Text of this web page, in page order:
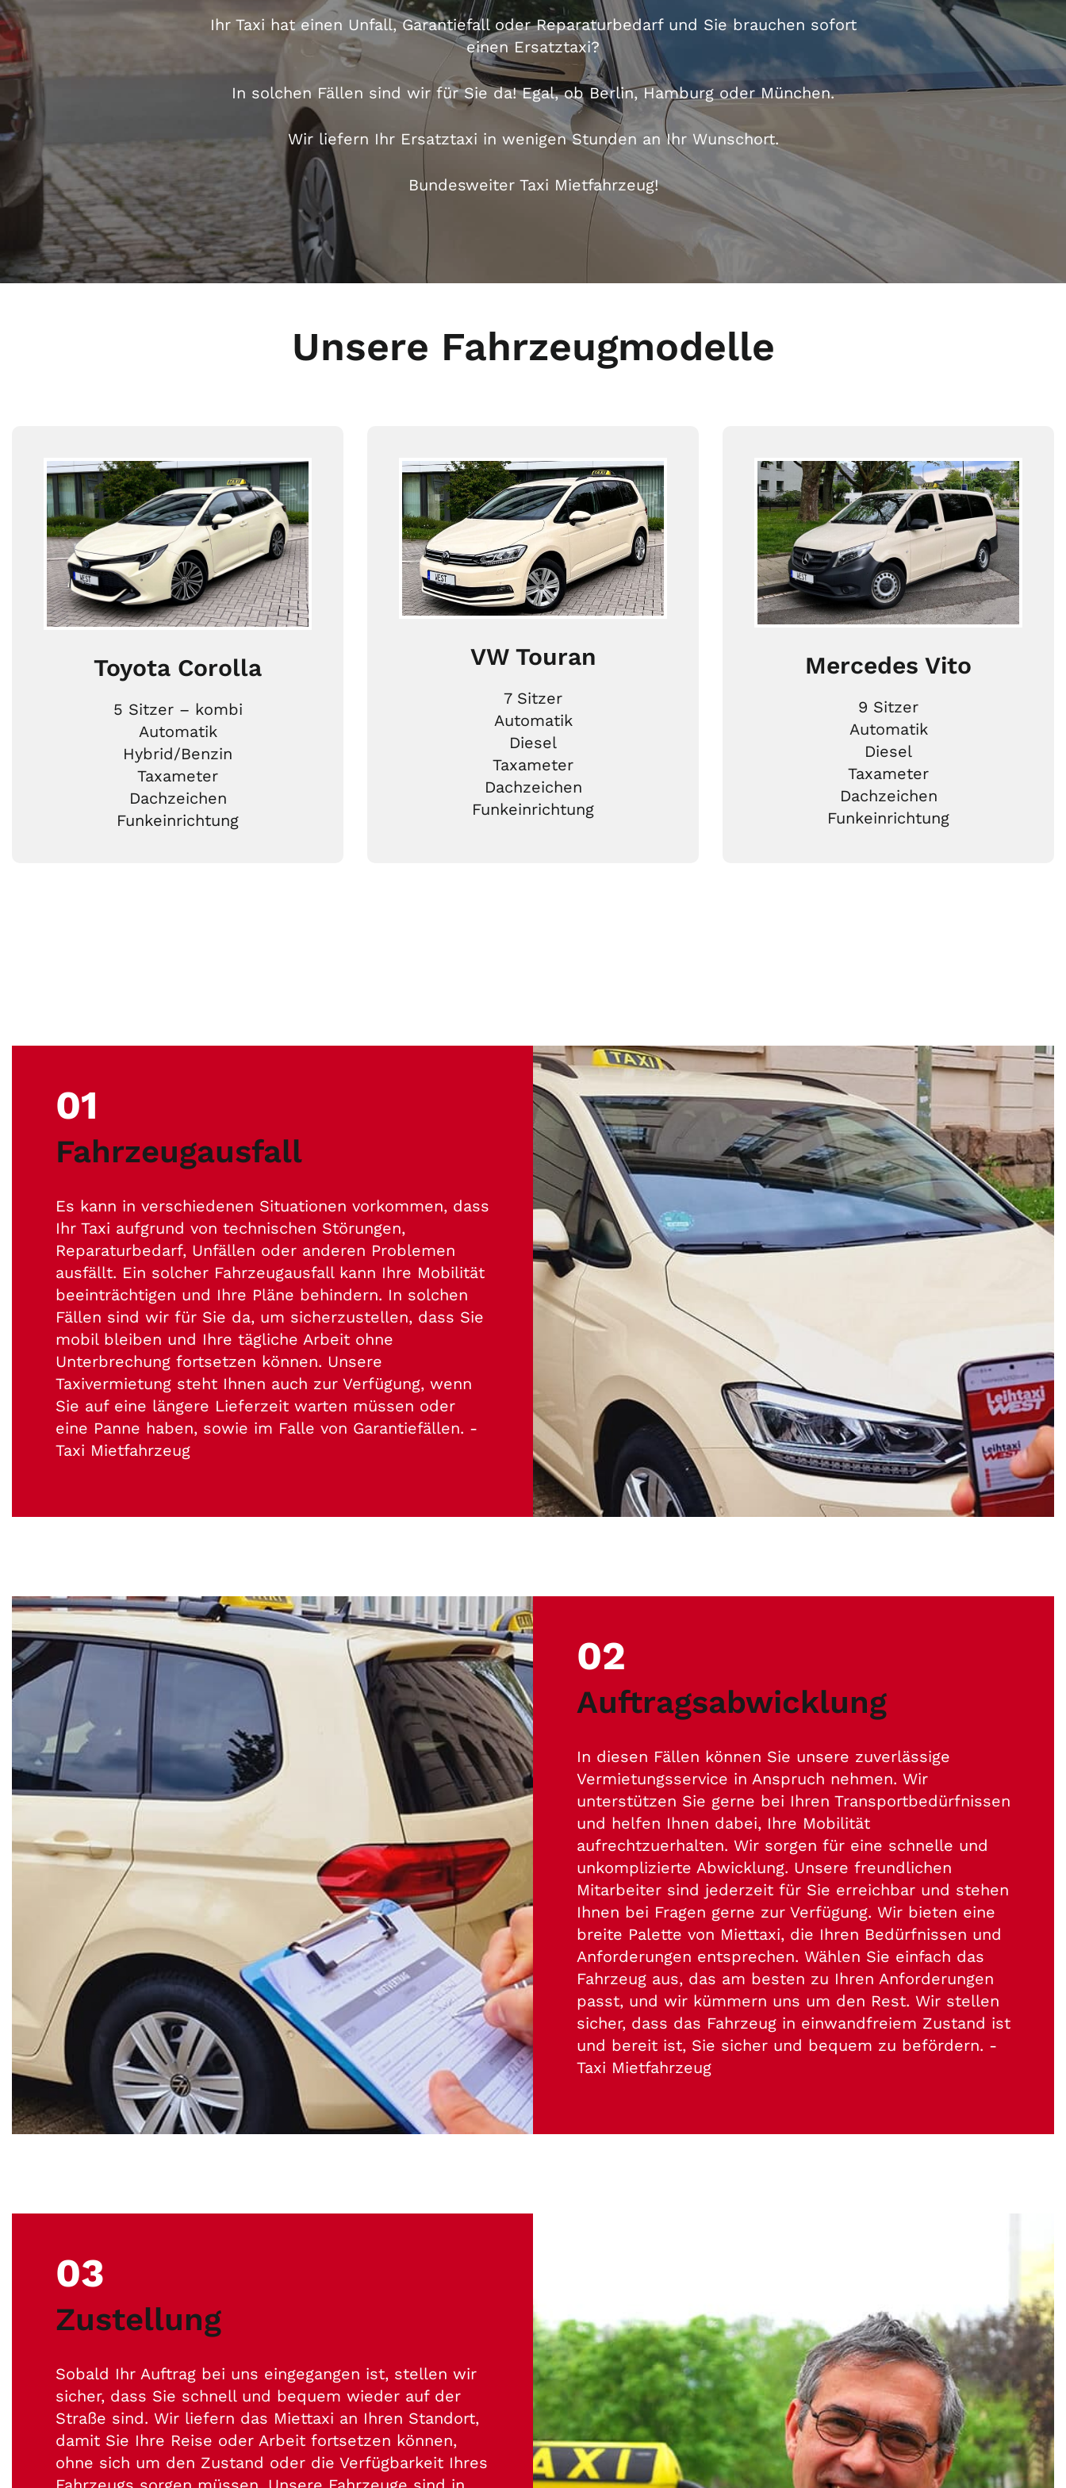
Ihr Taxi hat einen Unfall, Garantiefall oder Reparaturbedarf und Sie brauchen sofort
einen Ersatztaxi?
In solchen Fällen sind wir für Sie da! Egal, ob Berlin,Hamburg oderMünchen.
Wir liefern Ihr Ersatztaxi in wenigen Stunden an Ihr Wunschort.
Bundesweiter Taxi Mietfahrzeug!
Unsere Fahrzeugmodelle
Toyota Corolla
5 Sitzer – kombi
Automatik
Hybrid/Benzin
Taxameter
Dachzeichen
Funkeinrichtung
VW Touran
7 Sitzer
Automatik
Diesel
Taxameter
Dachzeichen
Funkeinrichtung
Mercedes Vito
9 Sitzer
Automatik
Diesel
Taxameter
Dachzeichen
Funkeinrichtung
01
Fahrzeugausfall
Es kann in verschiedenen Situationen vorkommen, dass
Ihr Taxi aufgrund von technischen Störungen,
Reparaturbedarf, Unfällen oder anderen Problemen
ausfällt. Ein solcher Fahrzeugausfall kann Ihre Mobilität
beeinträchtigen und Ihre Pläne behindern. In solchen
Fällen sind wir für Sie da, um sicherzustellen, dass Sie
mobil bleiben und Ihre tägliche Arbeit ohne
Unterbrechung fortsetzen können. Unsere
Taxivermietung steht Ihnen auch zur Verfügung, wenn
Sie auf eine längere Lieferzeit warten müssen oder
eine Panne haben, sowie im Falle von Garantiefällen. -
Taxi Mietfahrzeug
02
Auftragsabwicklung
In diesen Fällen können Sie unsere zuverlässige
Vermietungsservice in Anspruch nehmen. Wir
unterstützen Sie gerne bei Ihren Transportbedürfnissen
und helfen Ihnen dabei, Ihre Mobilität
aufrechtzuerhalten. Wir sorgen für eine schnelle und
unkomplizierte Abwicklung. Unsere freundlichen
Mitarbeiter sind jederzeit für Sie erreichbar und stehen
Ihnen bei Fragen gerne zur Verfügung. Wir bieten eine
breite Palette von Miettaxi, die Ihren Bedürfnissen und
Anforderungen entsprechen. Wählen Sie einfach das
Fahrzeug aus, das am besten zu Ihren Anforderungen
passt, und wir kümmern uns um den Rest. Wir stellen
sicher, dass das Fahrzeug in einwandfreiem Zustand ist
und bereit ist, Sie sicher und bequem zu befördern. -
Taxi Mietfahrzeug
03
Zustellung
Sobald Ihr Auftrag bei uns eingegangen ist, stellen wir
sicher, dass Sie schnell und bequem wieder auf der
Straße sind. Wir liefern das Miettaxi an Ihren Standort,
damit Sie Ihre Reise oder Arbeit fortsetzen können,
ohne sich um den Zustand oder die Verfügbarkeit Ihres